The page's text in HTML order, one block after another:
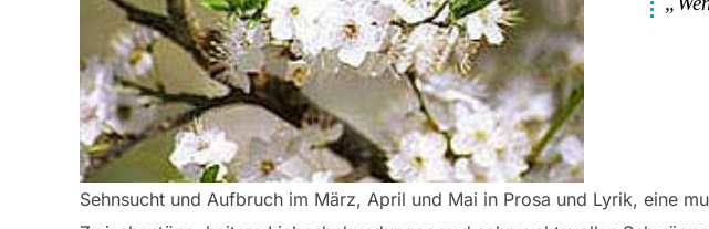
Sehnsucht und Aufbruch im März, April und Mai in Prosa und Lyrik, eine